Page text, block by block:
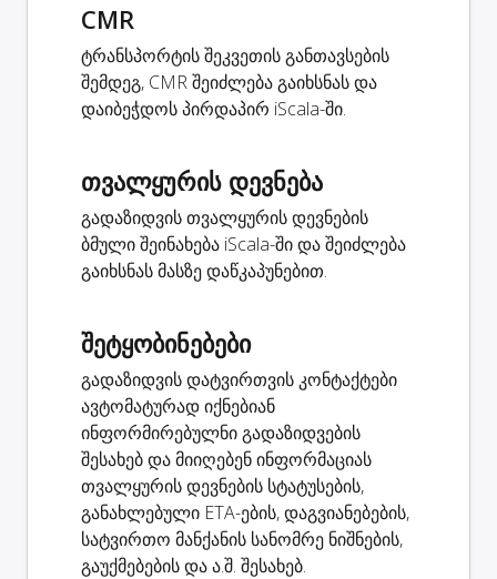
CMR
ტრანსპორტის შეკვეთის განთავსების
შემდეგ, CMR შეიძლება გაიხსნას და
დაიბეჭდოს პირდაპირ iScala-ში.
თვალყურის დევნება
გადაზიდვის თვალყურის დევნების
ბმული შეინახება iScala-ში და შეიძლება
გაიხსნას მასზე დაწკაპუნებით.
შეტყობინებები
გადაზიდვის დატვირთვის კონტაქტები
ავტომატურად იქნებიან
ინფორმირებულნი გადაზიდვების
შესახებ და მიიღებენ ინფორმაციას
თვალყურის დევნების სტატუსების,
განახლებული ETA-ების, დაგვიანებების,
სატვირთო მანქანის სანომრე ნიშნების,
გაუქმებების და ა.შ. შესახებ.